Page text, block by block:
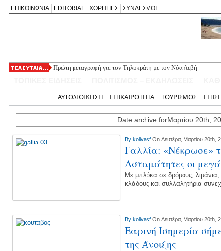
ΕΠΙΚΟΙΝΩΝΙΑ EDITORIAL ΧΟΡΗΓΙΕΣ ΣΥΝΔΕΣΜΟΙ
Πρώτη μεταγραφή για τον Τηλυκράτη με τον Νόα Λεβή
Παραδοσιακό γλέντι στις 13 Αυγούστου στον Άγιο Νικόλαο
ΑΥΤΟΔΙΟΙΚΗΣΗ ΕΠΙΚΑΙΡΟΤΗΤΑ ΤΟΥΡΙΣΜΟΣ
Date archive forΜαρτίου 20th,
By kolivasf On Δευτέρα, Μαρτίου 20th,
Γαλλία: «Νέκρωσε»
Ασταμάτητες οι
Με μπλόκα σε δρόμους, λιμάνια,
κλάδους και συλλαλητήρια
By kolivasf On Δευτέρα, Μαρτίου 20th,
Εαρινή Ισημερία
της Άνοιξης